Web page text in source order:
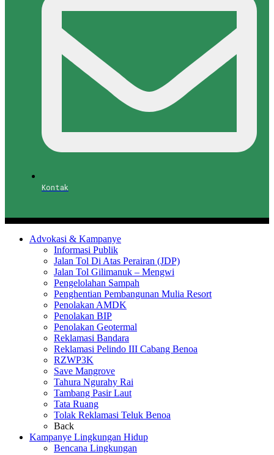
Kontak
Advokasi & Kampanye
Informasi Publik
Jalan Tol Di Atas Perairan (JDP)
Jalan Tol Gilimanuk – Mengwi
Pengelolahan Sampah
Penghentian Pembangunan Mulia Resort
Penolakan AMDK
Penolakan BIP
Penolakan Geotermal
Reklamasi Bandara
Reklamasi Pelindo III Cabang Benoa
RZWP3K
Save Mangrove
Tahura Ngurahy Rai
Tambang Pasir Laut
Tata Ruang
Tolak Reklamasi Teluk Benoa
Back
Kampanye Lingkungan Hidup
Bencana Lingkungan